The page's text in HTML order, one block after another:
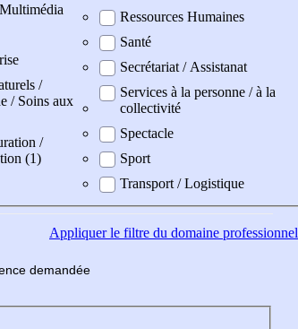
/
/ Soins aux
/
(1)
Ressources Humaines
Santé
Secrétariat / Assistanat
Services à la personne / à la
collectivité
Spectacle
Sport
Transport / Logistique
Appliquerle filtre du domaine professionnel
demandée